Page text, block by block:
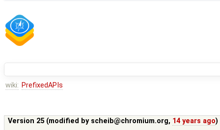
wiki: PrefixedAPIs
Version 25 (modified by scheib@chromium.org, 14 years ago